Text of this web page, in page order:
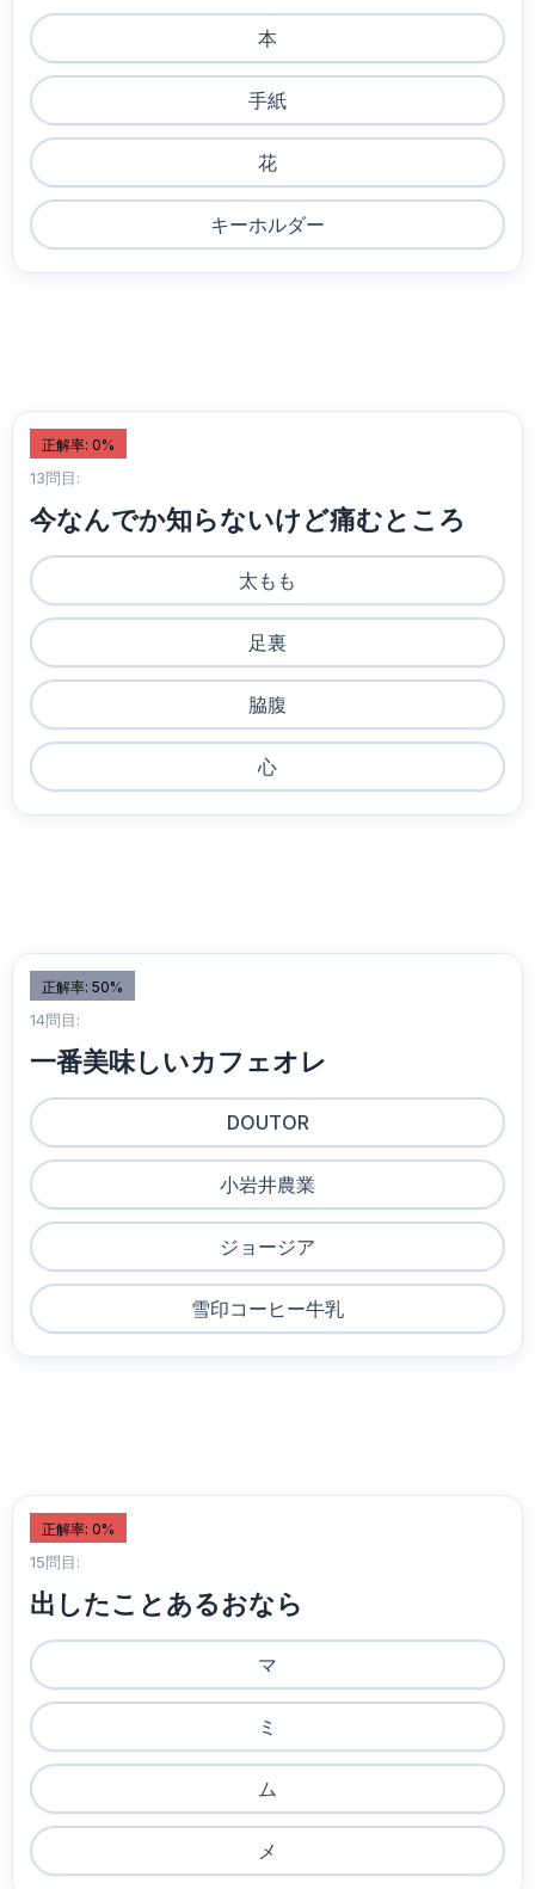
本
手紙
花
キーホルダー
正解率: 0%
13問目:
今なんでか知らないけど痛むところ
太もも
足裏
脇腹
心
正解率: 50%
14問目:
一番美味しいカフェオレ
DOUTOR
小岩井農業
ジョージア
雪印コーヒー牛乳
正解率: 0%
15問目:
出したことあるおなら
マ
ミ
ム
メ